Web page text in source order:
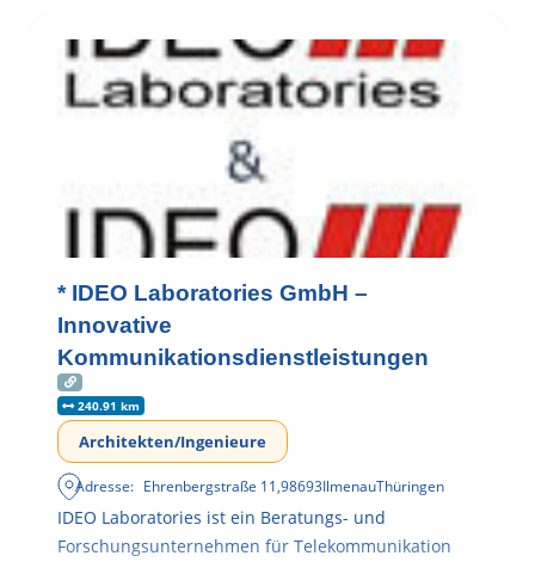
* IDEO Laboratories GmbH –
Innovative
Kommunikationsdienstleistungen
240.91 km
Architekten/Ingenieure
Adresse: Ehrenbergstraße 11,98693IlmenauThüringen
IDEO Laboratories ist ein Beratungs- und
Forschungsunternehmen für Telekommunikation